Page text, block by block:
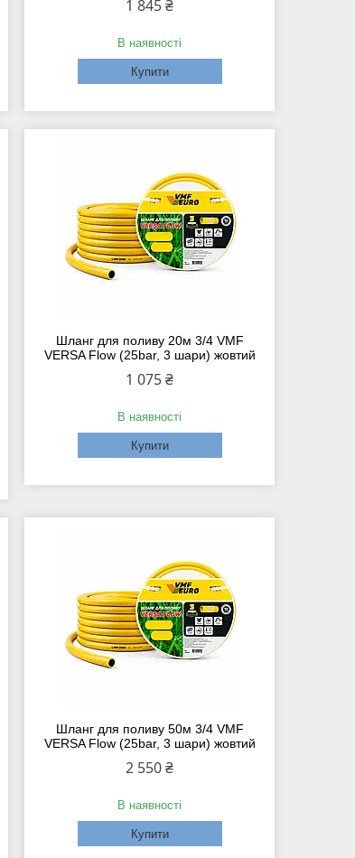
1 845 ₴
В наявності
Купити
Шланг для поливу 20м 3/4 VMF
VERSA Flow (25bar, 3 шари) жовтий
1 075 ₴
В наявності
Купити
Шланг для поливу 50м 3/4 VMF
VERSA Flow (25bar, 3 шари) жовтий
2 550 ₴
В наявності
Купити